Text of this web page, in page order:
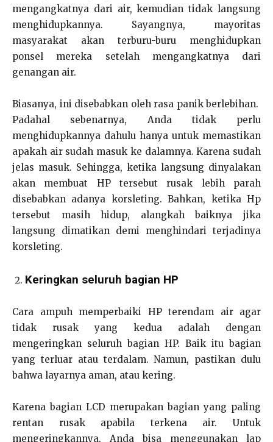
mengangkatnya dari air, kemudian tidak langsung
menghidupkannya. Sayangnya, mayoritas
masyarakat akan terburu-buru menghidupkan
ponsel mereka setelah mengangkatnya dari
genangan air.
Biasanya, ini disebabkan oleh rasa panik berlebihan.
Padahal sebenarnya, Anda tidak perlu
menghidupkannya dahulu hanya untuk memastikan
apakah air sudah masuk ke dalamnya. Karena sudah
jelas masuk. Sehingga, ketika langsung dinyalakan
akan membuat HP tersebut rusak lebih parah
disebabkan adanya korsleting. Bahkan, ketika Hp
tersebut masih hidup, alangkah baiknya jika
langsung dimatikan demi menghindari terjadinya
korsleting.
Keringkan seluruh bagian HP
Cara ampuh memperbaiki HP terendam air agar
tidak rusak yang kedua adalah dengan
mengeringkan seluruh bagian HP. Baik itu bagian
yang terluar atau terdalam. Namun, pastikan dulu
bahwa layarnya aman, atau kering.
Karena bagian LCD merupakan bagian yang paling
rentan rusak apabila terkena air. Untuk
mengeringkannya, Anda bisa menggunakan lap